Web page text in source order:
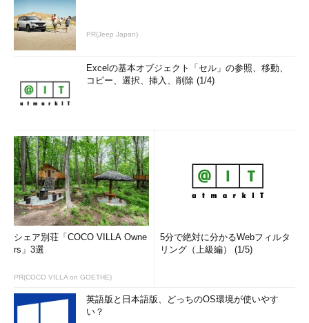
PR(Jeep Japan)
Excelの基本オブジェクト「セル」の参照、移動、
コピー、選択、挿入、削除 (1/4)
シェア別荘「COCO VILLA Owne
rs」3選
PR(COCO VILLA on GOETHE)
5分で絶対に分かるWebフィルタ
リング（上級編） (1/5)
英語版と日本語版、どっちのOS環境が使いやす
い？